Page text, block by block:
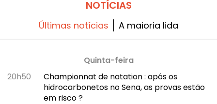
NOTÍCIAS
Últimas notícias A maioria lida
Quinta-feira
20h50
Championnat de natation : após os
hidrocarbonetos no Sena, as provas estão
em risco ?